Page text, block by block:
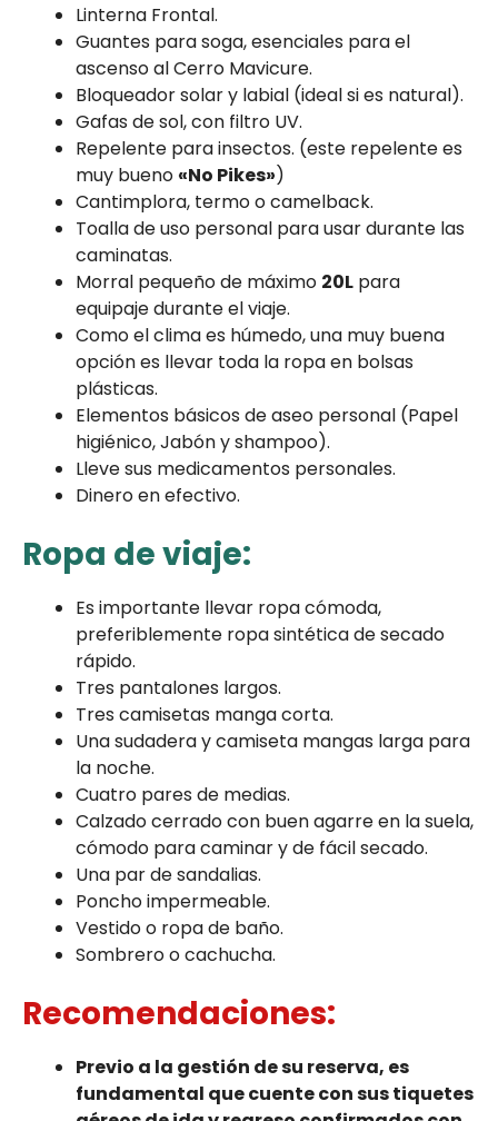
Linterna Frontal.
Guantes para soga, esenciales para el
ascenso al Cerro Mavicure.
Bloqueador solar y labial (ideal si es natural).
Gafas de sol, con filtro UV.
Repelente para insectos. (este repelente es
muy bueno «No Pikes»)
Cantimplora, termo o camelback.
Toalla de uso personal para usar durante las
caminatas.
Morral pequeño de máximo 20L para
equipaje durante el viaje.
Como el clima es húmedo, una muy buena
opción es llevar toda la ropa en bolsas
plásticas.
Elementos básicos de aseo personal (Papel
higiénico, Jabón y shampoo).
Lleve sus medicamentos personales.
Dinero en efectivo.
Ropa de viaje:
Es importante llevar ropa cómoda,
preferiblemente ropa sintética de secado
rápido.
Tres pantalones largos.
Tres camisetas manga corta.
Una sudadera y camiseta mangas larga para
la noche.
Cuatro pares de medias.
Calzado cerrado con buen agarre en la suela,
cómodo para caminar y de fácil secado.
Una par de sandalias.
Poncho impermeable.
Vestido o ropa de baño.
Sombrero o cachucha.
Recomendaciones:
Previo a la gestión de su reserva, es
fundamental que cuente con sus tiquetes